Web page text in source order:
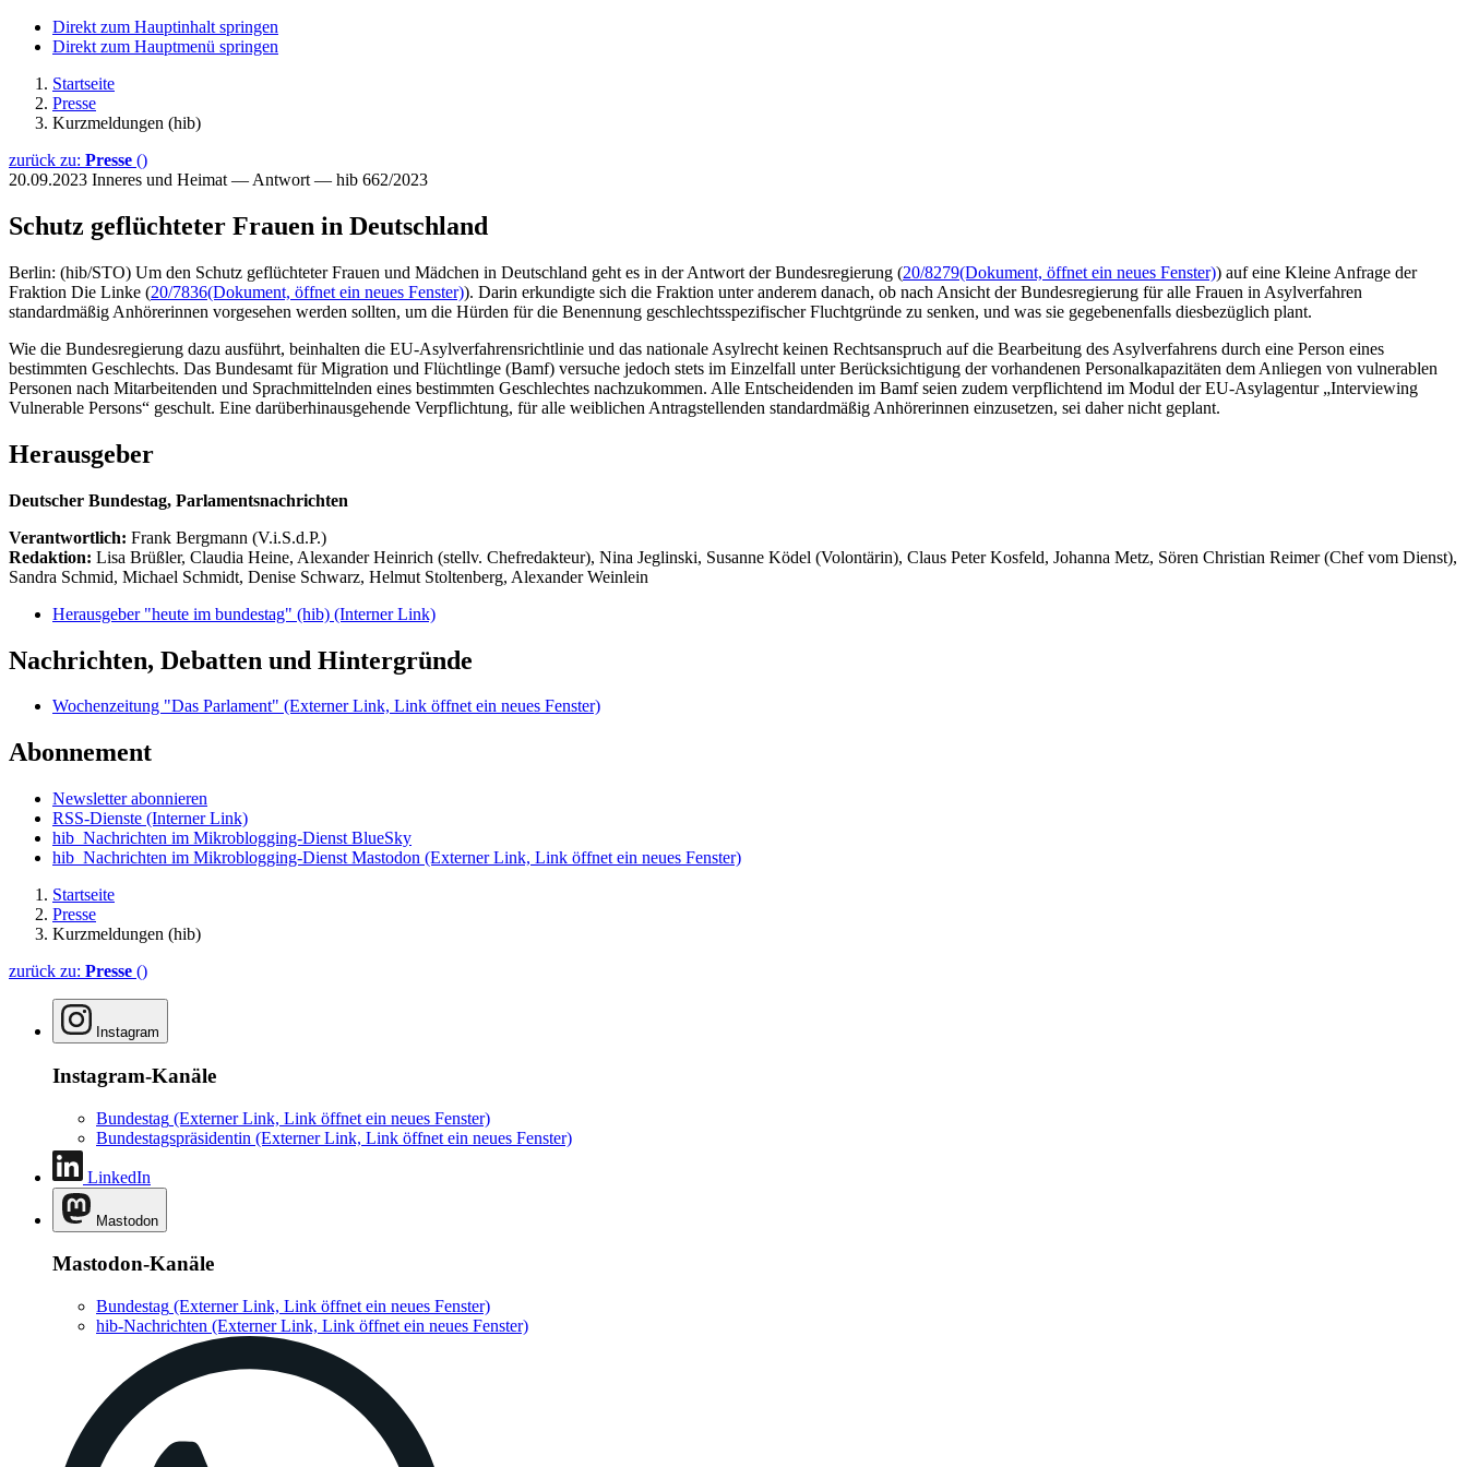
Direkt zum Hauptinhalt springen
Direkt zum Hauptmenü springen
Startseite
Presse
Kurzmeldungen (hib)
zurück zu: Presse ()
20.09.2023 Inneres und Heimat — Antwort — hib 662/2023
Schutz geflüchteter Frauen in Deutschland
Berlin: (hib/STO) Um den Schutz geflüchteter Frauen und Mädchen in Deutschland geht es in der Antwort der Bundesregierung (20/8279(Dokument, öffnet ein neues Fenster)) auf eine Kleine Anfrage der
Fraktion Die Linke (20/7836(Dokument, öffnet ein neues Fenster)). Darin erkundigte sich die Fraktion unter anderem danach, ob nach Ansicht der Bundesregierung für alle Frauen in Asylverfahren
standardmäßig Anhörerinnen vorgesehen werden sollten, um die Hürden für die Benennung geschlechtsspezifischer Fluchtgründe zu senken, und was sie gegebenenfalls diesbezüglich plant.
Wie die Bundesregierung dazu ausführt, beinhalten die EU-Asylverfahrensrichtlinie und das nationale Asylrecht keinen Rechtsanspruch auf die Bearbeitung des Asylverfahrens durch eine Person eines
bestimmten Geschlechts. Das Bundesamt für Migration und Flüchtlinge (Bamf) versuche jedoch stets im Einzelfall unter Berücksichtigung der vorhandenen Personalkapazitäten dem Anliegen von vulnerablen
Personen nach Mitarbeitenden und Sprachmittelnden eines bestimmten Geschlechtes nachzukommen. Alle Entscheidenden im Bamf seien zudem verpflichtend im Modul der EU-Asylagentur „Interviewing
Vulnerable Persons“ geschult. Eine darüberhinausgehende Verpflichtung, für alle weiblichen Antragstellenden standardmäßig Anhörerinnen einzusetzen, sei daher nicht geplant.
Herausgeber
Deutscher Bundestag, Parlamentsnachrichten
Verantwortlich: Frank Bergmann (V.i.S.d.P.)
Redaktion: Lisa Brüßler, Claudia Heine, Alexander Heinrich (stellv. Chefredakteur), Nina Jeglinski, Susanne Ködel (Volontärin), Claus Peter Kosfeld, Johanna Metz, Sören Christian Reimer (Chef vom Dienst),
Sandra Schmid, Michael Schmidt, Denise Schwarz, Helmut Stoltenberg, Alexander Weinlein
Herausgeber "heute im bundestag" (hib) (Interner Link)
Nachrichten, Debatten und Hintergründe
Wochenzeitung "Das Parlament" (Externer Link, Link öffnet ein neues Fenster)
Abonnement
Newsletter abonnieren
RSS-Dienste (Interner Link)
hib_Nachrichten im Mikroblogging-Dienst BlueSky
hib_Nachrichten im Mikroblogging-Dienst Mastodon (Externer Link, Link öffnet ein neues Fenster)
Startseite
Presse
Kurzmeldungen (hib)
zurück zu: Presse ()
Instagram
Instagram-Kanäle
Bundestag (Externer Link, Link öffnet ein neues Fenster)
Bundestagspräsidentin (Externer Link, Link öffnet ein neues Fenster)
LinkedIn
Mastodon
Mastodon-Kanäle
Bundestag (Externer Link, Link öffnet ein neues Fenster)
hib-Nachrichten (Externer Link, Link öffnet ein neues Fenster)